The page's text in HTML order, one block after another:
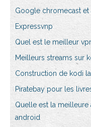
Google chromecast
Expressvnp
Quel est le meilleur
Meilleurs streams sur
Construction de kodi
Piratebay pour les
Quelle est la
android